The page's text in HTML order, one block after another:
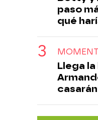
paso
qué
Llega